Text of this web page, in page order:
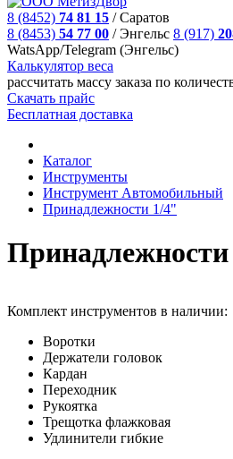
8 (8452) 74 81 15 /Саратов
8 (8453) 54 77 00 /Энгельс 8 (917)
WatsApp/Telegram (Энгельс)
Калькулятор веса
рассчитать массу заказа по
Скачать прайс
Бесплатная доставка
Каталог
Инструменты
Инструмeнт Автомобильный
Пpинaдлeжнocти 1/4"
Комплект инструментов в наличии:
Воротки
Держатели головок
Кардан
Переходник
Рукоятка
Трещотка флажковая
Удлинители гибкие